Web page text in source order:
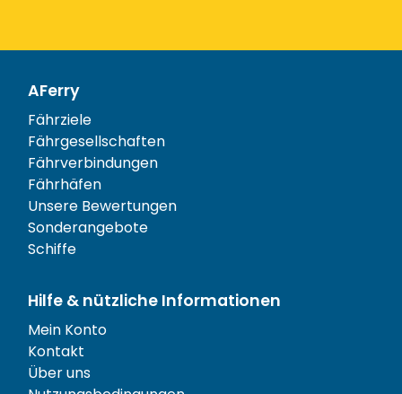
AFerry
Fährziele
Fährgesellschaften
Fährverbindungen
Fährhäfen
Unsere Bewertungen
Sonderangebote
Schiffe
Hilfe & nützliche Informationen
Mein Konto
Kontakt
Über uns